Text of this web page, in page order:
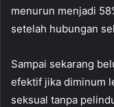
menurun menjadi
setelah hubungan
Sampai sekarang
efektif jika diminum
seksual tanpa